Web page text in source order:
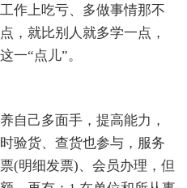
作上吃亏、多做事情那不
，就比别人就多学一点，
一“点儿”。
己多面手，提高能力，
验货、查货也参与，服务
(明细发票)、会员办理，但